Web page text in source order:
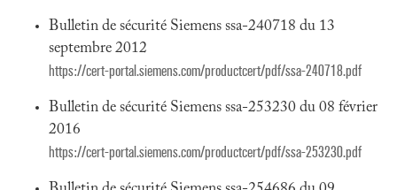
Bulletin de sécurité Siemens ssa-240718 du 13
septembre 2012
https://cert-portal.siemens.com/productcert/pdf/ssa-240718.pdf
Bulletin de sécurité Siemens ssa-253230 du 08 février
2016
https://cert-portal.siemens.com/productcert/pdf/ssa-253230.pdf